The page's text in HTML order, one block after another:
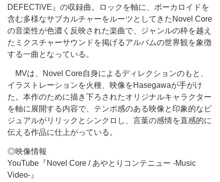
DEFECTiVE』の収録曲。ロックを軸に、ボーカロイドを
含む多様なサブカルチャーをルーツとしてきたNovel Core
の音楽性が色濃く反映された楽曲で、ジャンルの枠を越え
たミクスチャーサウンドを掲げるアルバムの世界観を象徴
する一曲となっている。
MVは、Novel Core自身によるディレクションのもと、
イラストレーションを火種、映像をHasegawaが手がけ
た。本作のために描き下ろされたオリジナルキャラクター
を軸に展開する内容で、テンポ感のある映像と印象的なビ
ジュアルがリリックとシンクロし、言葉の感情を直感的に
伝える作品に仕上がっている。
◎映像情報
YouTube『Novel Core / あやとりコンテニュー -Music
Video-』